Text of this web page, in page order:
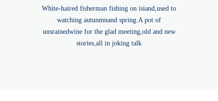
White-haired fisherman fishing on isiand,used to
watching autunmnand spring.A pot of
unsrainedwine for the glad meeting,old and new
stories,all in joking talk